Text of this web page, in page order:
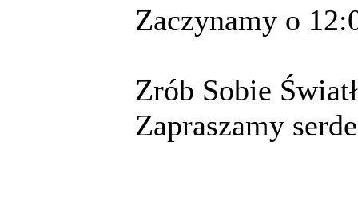
Zaczynamy o
Zrób Sobie
Zapraszamy